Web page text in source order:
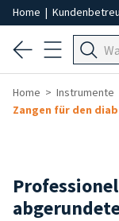
Home |
Home Instrumente
Zangen für den